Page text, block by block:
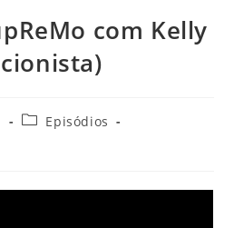
com Kelly
Categoria
Episódios